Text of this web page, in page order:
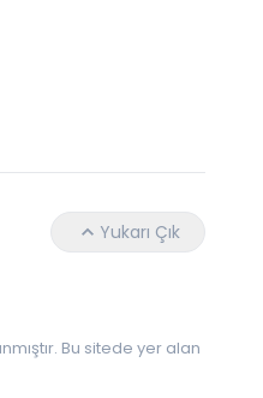
Yukarı Çık
Bu sitede yer alan